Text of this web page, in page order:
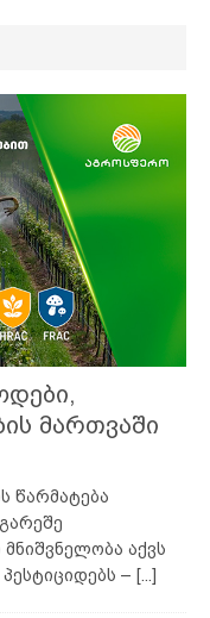
მართვაში
წარმატება
აქვს
– [...]